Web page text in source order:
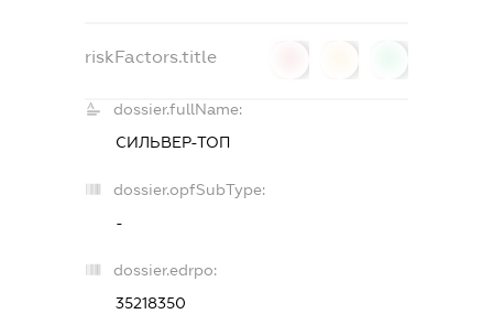
riskFactors.title
dossier.fullName:
СИЛЬВЕР-ТОП
dossier.opfSubType:
-
dossier.edrpo:
35218350